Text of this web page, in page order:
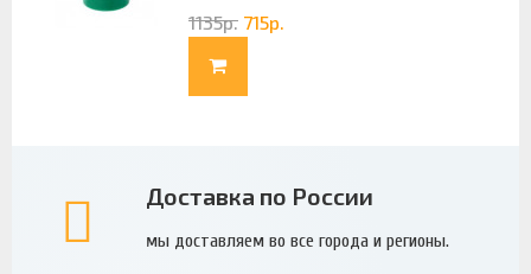
1135р. 715р.
Доставка по России
мы доставляем во все города и регионы.